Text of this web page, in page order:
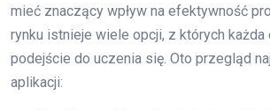
mieć znaczący wpływ na efektywność
rynku istnieje wiele opcji, z których każda
podejście do uczenia się. Oto przegląd
aplikacji: